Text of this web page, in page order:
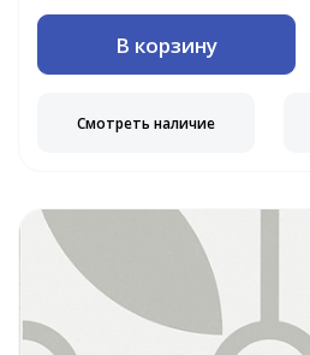
В корзину
Смотреть наличие